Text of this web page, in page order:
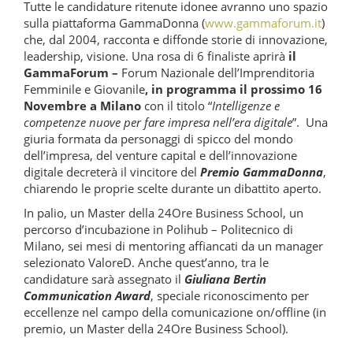
Tutte le candidature ritenute idonee avranno uno spazio
sulla piattaforma GammaDonna (www.gammaforum.it)
che, dal 2004, racconta e diffonde storie di innovazione,
leadership, visione. Una rosa di 6 finaliste aprirà il
GammaForum – Forum Nazionale dell’Imprenditoria
Femminile e Giovanile, in programma il prossimo 16
Novembre a Milano con il titolo “Intelligenze e
competenze nuove per fare impresa nell’era digitale”. Una
giuria formata da personaggi di spicco del mondo
dell’impresa, del venture capital e dell’innovazione
digitale decreterà il vincitore del Premio GammaDonna,
chiarendo le proprie scelte durante un dibattito aperto.
In palio, un Master della 24Ore Business School, un
percorso d’incubazione in Polihub – Politecnico di
Milano, sei mesi di mentoring affiancati da un manager
selezionato ValoreD. Anche quest’anno, tra le
candidature sarà assegnato il Giuliana Bertin
Communication Award, speciale riconoscimento per
eccellenze nel campo della comunicazione on/offline (in
premio, un Master della 24Ore Business School).